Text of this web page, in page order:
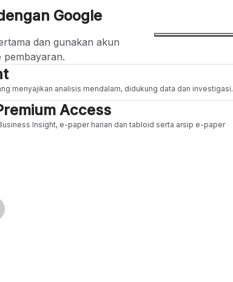
Google
dan gunakan akun
pembayaran.
menyajikan analisis mendalam, didukung data dan investigasi.
Access
Insight, e-paper harian dan tabloid serta arsip e-paper